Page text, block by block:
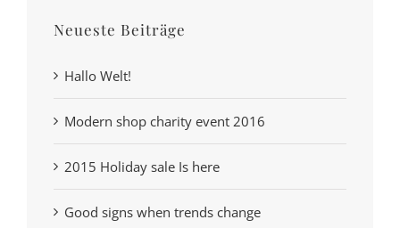
Neueste Beiträge
Hallo Welt!
Modern shop charity event 2016
2015 Holiday sale Is here
Good signs when trends change